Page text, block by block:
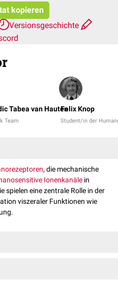
kopieren
Versionsgeschichte
Tabea van Hauten
Team
Felix Knop
Student/in der
, die mechanische
Ionenkanäle in
spielen eine zentrale Rolle in der
viszeraler Funktionen wie
für die funktionale